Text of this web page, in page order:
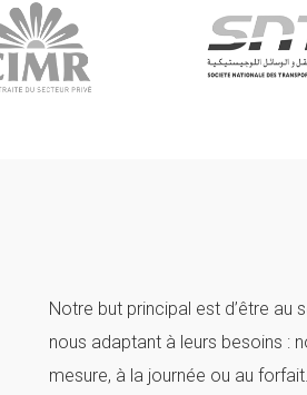
Notre but principal est d’être au
nous adaptant à leurs besoins :
mesure, à la journée ou au forfait.